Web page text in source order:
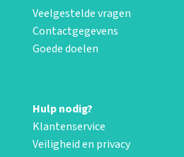
Veelgestelde vragen
Contactgegevens
Goede doelen
Hulp nodig?
Klantenservice
Veiligheid en privacy